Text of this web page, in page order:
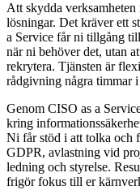
Att skydda
lösningar. Det kräver ett
a Service får ni tillgång
när ni behöver det, utan
rekrytera. Tjänsten är
rådgivning några timmar
Genom CISO as a
kring
Ni får stöd i att tolka och
GDPR, avlastning vid
ledning och styrelse.
frigör fokus till er